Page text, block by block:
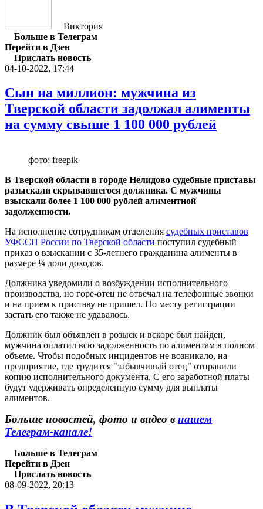
Виктория
Больше в Телеграм
Перейти в Дзен
Прислать новость
04-10-2022, 17:44
Сын на миллион: мужчина из
Тверской области задолжал алименты
на сумму свыше 1 100 000 рублей
фото: freepik
В Тверской области в городе Нелидово судебные приставы
разыскали скрывавшегося должника. С мужчины
взыскали более 1 100 000 рублей алиментной
задолженности.
На исполнение сотрудникам отделения судебных приставов
УФССП России по Тверской области поступил судебный
приказ о взыскании с 35-летнего гражданина алименты в
размере ¼ доли доходов.
Должника уведомили о возбуждении исполнительного
производства, но горе-отец не отвечал на телефонные звонки
и на прием к приставу не пришел. По месту регистрации
застать его также не удавалось.
Должник был объявлен в розыск и вскоре был найден,
мужчина оплатил всю задолженность по алиментам в полном
объеме. Чтобы подобных инцидентов не возникало, на
предприятие, где трудится "забывчивый отец" отправили
копию исполнительного документа. С его заработной платы
будут удерживать определенную сумму для выплаты
алиментов.
Больше новостей, фото и видео в нашем
Телеграм-канале!
Больше в Телеграм
Перейти в Дзен
Прислать новость
08-09-2022, 20:13